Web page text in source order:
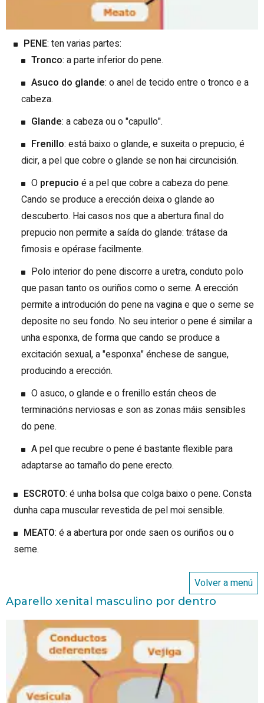
PENE: ten varias partes:
Tronco: a parte inferior do pene.
Asuco do glande: o anel de tecido entre o tronco e a
cabeza.
Glande: a cabeza ou o "capullo".
Frenillo: está baixo o glande, e suxeita o prepucio, é
dicir, a pel que cobre o glande se non hai circuncisión.
O prepucio é a pel que cobre a cabeza do pene.
Cando se produce a erección deixa o glande ao
descuberto. Hai casos nos que a abertura final do
prepucio non permite a saída do glande: trátase da
fimosis e opérase facilmente.
Polo interior do pene discorre a uretra, conduto polo
que pasan tanto os ouriños como o seme. A erección
permite a introdución do pene na vagina e que o seme se
deposite no seu fondo. No seu interior o pene é similar a
unha esponxa, de forma que cando se produce a
excitación sexual, a "esponxa" énchese de sangue,
producindo a erección.
O asuco, o glande e o frenillo están cheos de
terminacións nerviosas e son as zonas máis sensibles
do pene.
A pel que recubre o pene é bastante flexible para
adaptarse ao tamaño do pene erecto.
ESCROTO: é unha bolsa que colga baixo o pene. Consta
dunha capa muscular revestida de pel moi sensible.
MEATO: é a abertura por onde saen os ouriños ou o
seme.
Volver a menú
Aparello xenital masculino por dentro